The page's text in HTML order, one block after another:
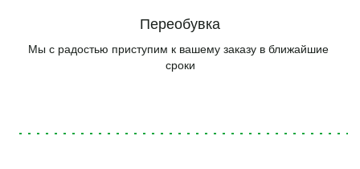
Переобувка
Мы с радостью приступим к вашему заказу в ближайшие
сроки